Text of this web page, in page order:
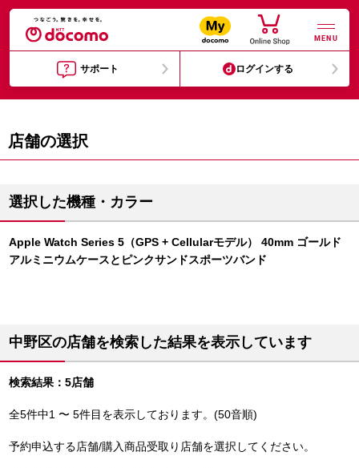
MENU
サポート ログインする
店舗の選択
選択した機種・カラー
Apple Watch Series 5（GPS + Cellularモデル） 40mm ゴールド
アルミニウムケースとピンクサンドスポーツバンド
中野区の店舗を検索した結果を表示しています
検索結果：5店舗
全5件中1 〜 5件目を表示しております。(50音順)
予約申込する店舗/購入商品受取り店舗を選択してください。